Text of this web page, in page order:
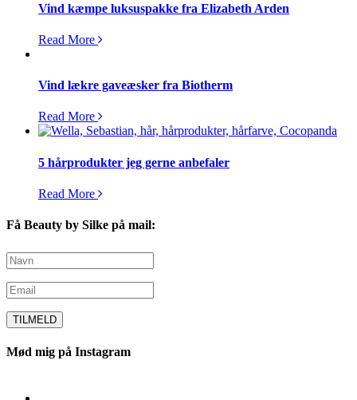
Vind kæmpe luksuspakke fra Elizabeth Arden
Read More
Vind lækre gaveæsker fra Biotherm
Read More
5 hårprodukter jeg gerne anbefaler
Read More
Få Beauty by Silke på mail:
Mød mig på Instagram